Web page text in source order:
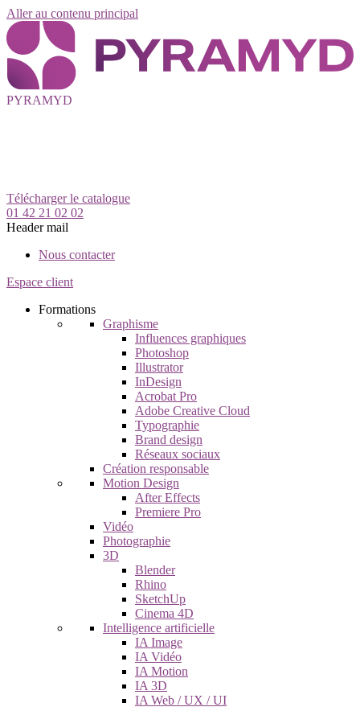
Aller au contenu principal
PYRAMYD
Télécharger le catalogue
01 42 21 02 02
Header mail
Nous contacter
Espace client
Formations
Graphisme
Influences graphiques
Photoshop
Illustrator
InDesign
Acrobat Pro
Adobe Creative Cloud
Typographie
Brand design
Réseaux sociaux
Création responsable
Motion Design
After Effects
Premiere Pro
Vidéo
Photographie
3D
Blender
Rhino
SketchUp
Cinema 4D
Intelligence artificielle
IA Image
IA Vidéo
IA Motion
IA 3D
IA Web / UX / UI